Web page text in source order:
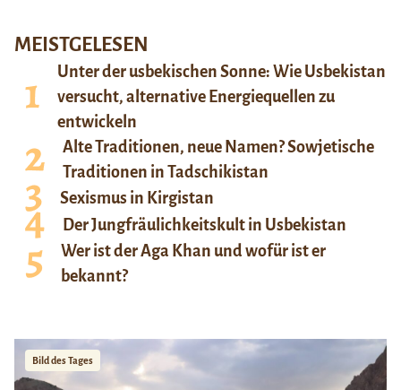
MEISTGELESEN
Unter der usbekischen Sonne: Wie Usbekistan
versucht, alternative Energiequellen zu
entwickeln
Alte Traditionen, neue Namen? Sowjetische
Traditionen in Tadschikistan
Sexismus in Kirgistan
Der Jungfräulichkeitskult in Usbekistan
Wer ist der Aga Khan und wofür ist er
bekannt?
Bild des Tages